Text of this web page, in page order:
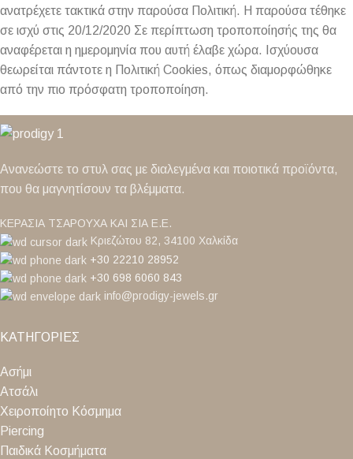
ανατρέχετε τακτικά στην παρούσα Πολιτική. Η παρούσα τέθηκε
σε ισχύ στις 20/12/2020 Σε περίπτωση τροποποίησής της θα
αναφέρεται η ημερομηνία που αυτή έλαβε χώρα. Ισχύουσα
θεωρείται πάντοτε η Πολιτική Cookies, όπως διαμορφώθηκε
από την πιο πρόσφατη τροποποίηση.
Ανανεώστε το στυλ σας με διαλεγμένα και ποιοτικά προϊόντα,
που θα μαγνητίσουν τα βλέμματα.
ΚΕΡΑΣΙΑ ΤΣΑΡΟΥΧΑ ΚΑΙ ΣΙΑ Ε.Ε.
Κριεζώτου 82, 34100 Χαλκίδα
+30 22210 28952
+30 698 6060 843
info@prodigy-jewels.gr
ΚΑΤΗΓΟΡΙΕΣ
Ασήμι
Ατσάλι
Χειροποίητο Κόσμημα
Piercing
Παιδικά Κοσμήματα